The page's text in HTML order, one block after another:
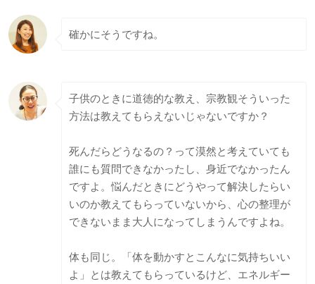
確かにそうですね。
子供のときに道徳的な教え、宗教観そういった
方法は教えてもらえないじゃないですか？
死んだらどうなるの？って漠然と考えていても
誰にも質問できなかったし、身近でなかったん
ですよ。悩んだときにどうやって解決したらい
いのか教えてもらっていないから、心の整理が
できないまま大人になってしまうんですよね。
体も同じ。「体を動かすとこんなに気持ちいい
よ」とは教えてもらっているけど、エネルギー